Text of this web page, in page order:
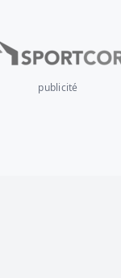
publicité